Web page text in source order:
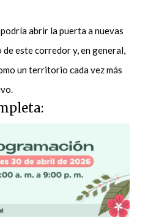
abrir la puerta a nuevas
este corredor y, en general,
un territorio cada vez más